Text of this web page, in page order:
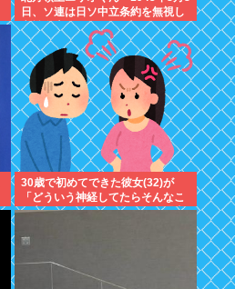
日、ソ連は日ソ中立条約を無視し
宣戦布告、翌9日に日本への侵攻
を開始したぜ！」
30歳で初めてできた彼女(32)が
「どういう神経してたらそんなこ
と言えるの？」と激怒、その理由